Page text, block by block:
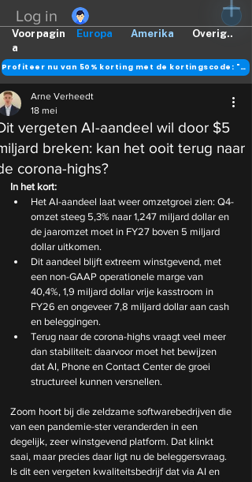
Log in
Europa Amerika Overig..
Voorpagin
a
Profiteer nu van 50% korting met de kortingscode: "DANK"
vergeten AI-aandeel wil door $5
breken: kan het ooit terug naar
corona-highs?
Arne Verheedt
18 mei
In het kort:
Het AI-aandeel laat weer omzetgroei zien: Q4-
omzet steeg 5,3% naar 1,247 miljard dollar en
de jaaromzet moet in FY27 boven 5 miljard
dollar uitkomen.
Dit aandeel blijft extreem winstgevend, met
een non-GAAP operationele marge van
40,4%, 1,9 miljard dollar vrije kasstroom in
FY26 en ongeveer 7,8 miljard dollar aan cash
en beleggingen.
Terug naar de corona-highs vraagt veel meer
dan stabiliteit: daarvoor moet het bewijzen
dat AI, Phone en Contact Center de groei
structureel kunnen versnellen.
Zoom hoort bij die zeldzame softwarebedrijven die
van een pandemie-ster veranderden in een
degelijk, zeer winstgevend platform. Dat klinkt
saai, maar precies daar ligt nu de beleggersvraag.
Is dit een vergeten kwaliteitsbedrijf dat via AI en